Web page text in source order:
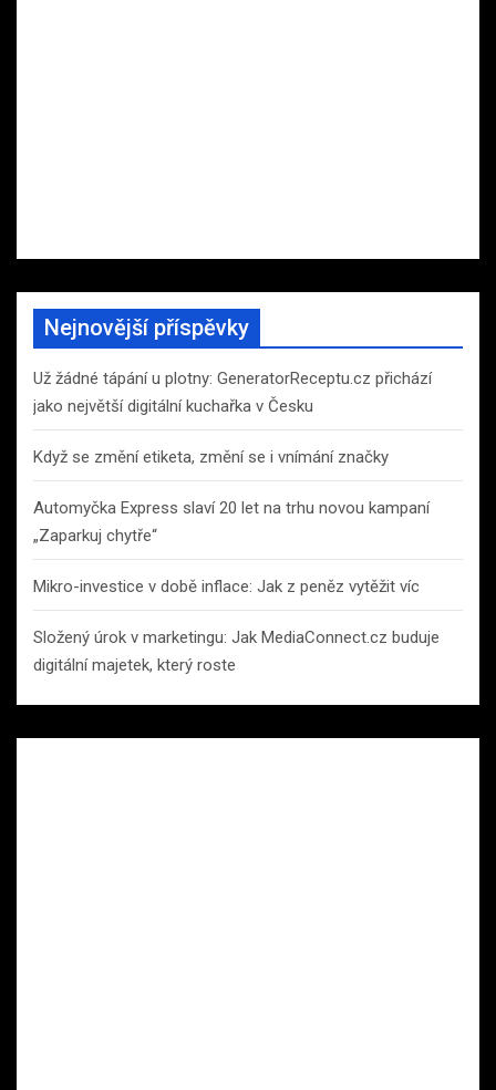
Nejnovější příspěvky
Už žádné tápání u plotny: GeneratorReceptu.cz přichází
jako největší digitální kuchařka v Česku
Když se změní etiketa, změní se i vnímání značky
Automyčka Express slaví 20 let na trhu novou kampaní
„Zaparkuj chytře“
Mikro-investice v době inflace: Jak z peněz vytěžit víc
Složený úrok v marketingu: Jak MediaConnect.cz buduje
digitální majetek, který roste